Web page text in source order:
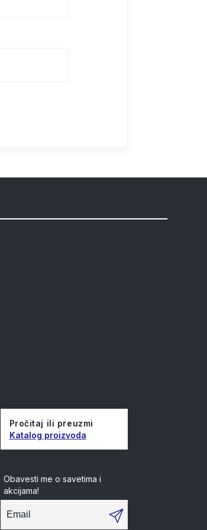
Pročitaj ili preuzmi
Katalog proizvoda
Obavesti me o savetima i
akcijama!